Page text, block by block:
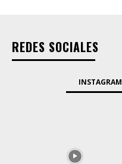
REDES SOCIALES
INSTAGRAM